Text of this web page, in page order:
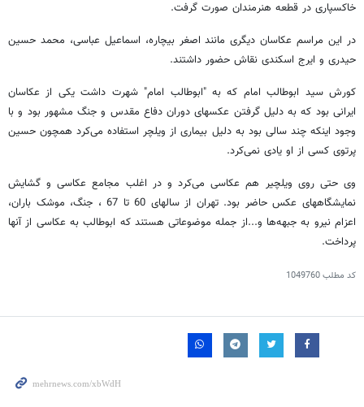
خاکسپاری در قطعه هنرمندان صورت گرفت.
در این مراسم عکاسان دیگری مانند اصغر بیچاره، اسماعیل عباسی، محمد حسین
حیدری و ایرج اسکندی نقاش حضور داشتند.
کورش سید ابوطالب امام که به "ابوطالب امام" شهرت داشت یکی از عکاسان
ایرانی بود که به دلیل گرفتن عکسهای دوران دفاع مقدس و جنگ مشهور بود و با
وجود اینکه چند سالی بود به دلیل بیماری از ویلچر استفاده می‌کرد همچون حسین
پرتوی کسی از او یادی نمی‌کرد.
وی حتی روی ویلچیر هم عکاسی می‌کرد و در اغلب مجامع عکاسی و گشایش
نمایشگاههای عکس حاضر بود. تهران از سالهای 60 تا 67 ، جنگ، موشک باران،
اعزام نیرو به جبهه‌ها و...از جمله موضوعاتی هستند که ابوطالب به عکاسی از آنها
پرداخت.
کد مطلب1049760